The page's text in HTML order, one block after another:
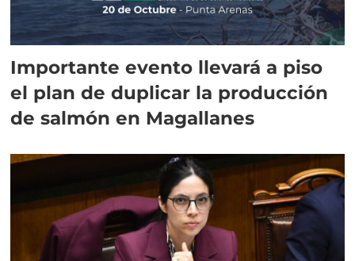
Importante evento llevará a piso
el plan de duplicar la producción
de salmón en Magallanes